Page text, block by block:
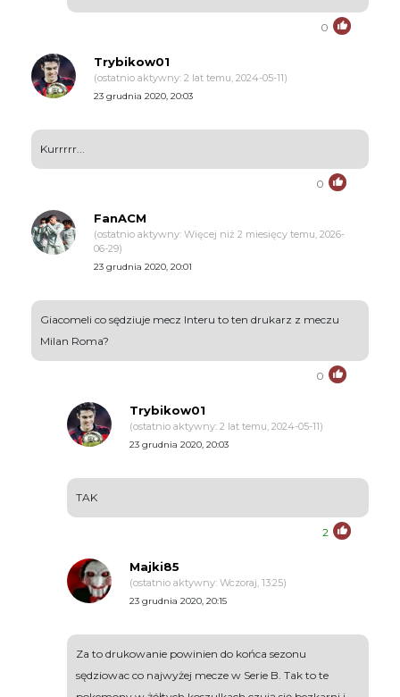
0
Trybikow01
(ostatnio aktywny: 2 lat temu, 2024-05-11)
23 grudnia 2020, 20:03
Kurrrrr...
0
FanACM
(ostatnio aktywny: Więcej niż 2 miesięcy temu, 2026-
06-29)
23 grudnia 2020, 20:01
Giacomeli co sędziuje mecz Interu to ten drukarz z meczu
Milan Roma?
0
Trybikow01
(ostatnio aktywny: 2 lat temu, 2024-05-11)
23 grudnia 2020, 20:03
TAK
2
Majki85
(ostatnio aktywny: Wczoraj, 13:25)
23 grudnia 2020, 20:15
Za to drukowanie powinien do końca sezonu
sędziowac co najwyżej mecze w Serie B. Tak to te